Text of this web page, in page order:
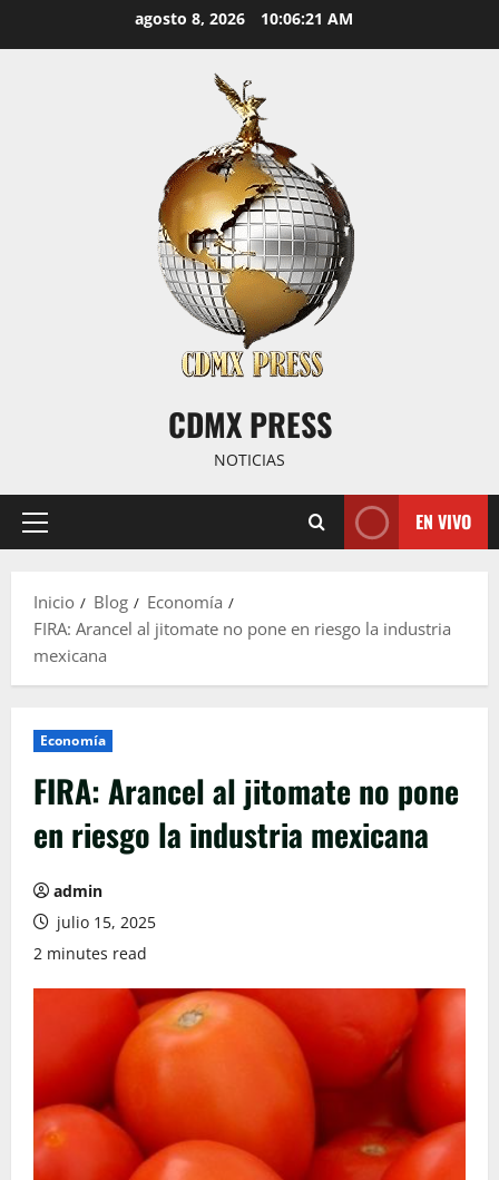
agosto 8, 2026 10:06:22 AM
CDMX PRESS
NOTICIAS
Menú
EN VIVO
Inicio Blog
Economía
FIRA: Arancel al jitomate no pone en riesgo la industria
mexicana
Economía
FIRA: Arancel al jitomate no pone
en riesgo la industria mexicana
admin
julio 15, 2025
2 minutes read